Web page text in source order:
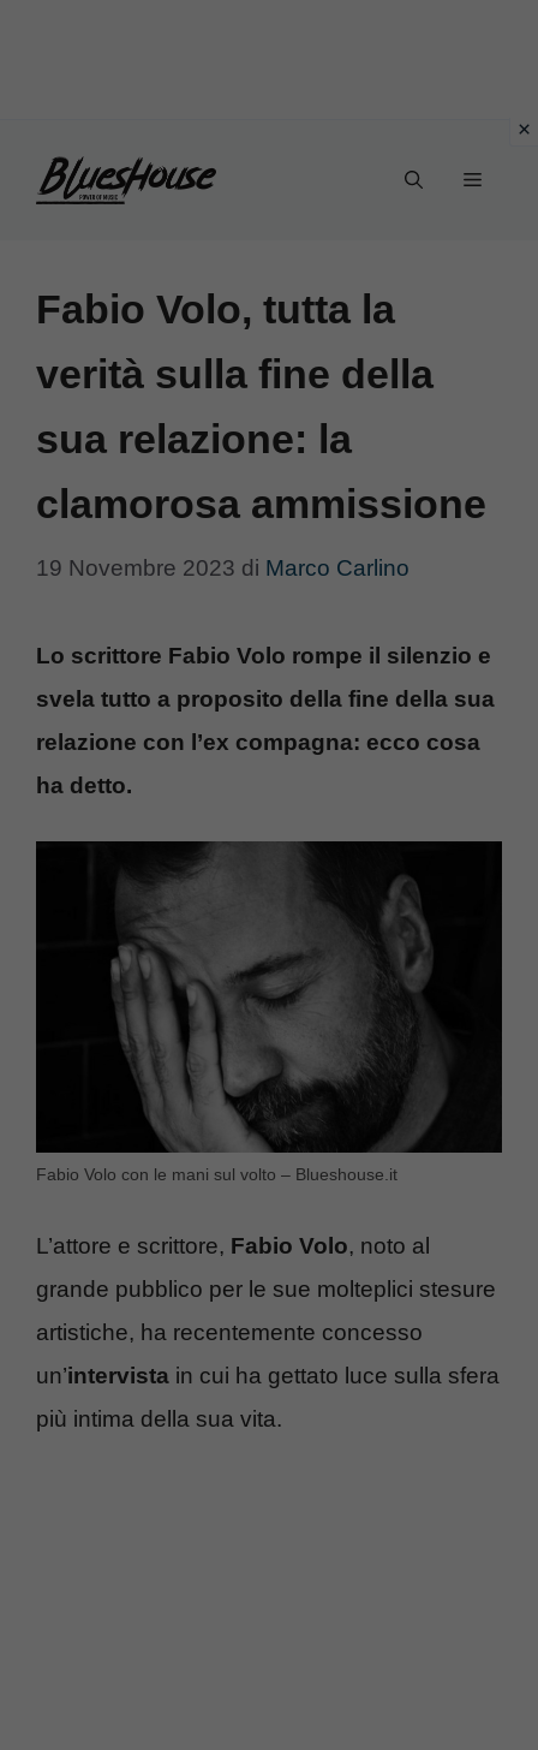
Menu
Fabio Volo, tutta la
verità sulla fine della
sua relazione: la
clamorosa ammissione
19 Novembre 2023 di Marco Carlino
Lo scrittore Fabio Volo rompe il silenzio e
svela tutto a proposito della fine della sua
relazione con l’ex compagna: ecco cosa
ha detto.
Fabio Volo con le mani sul volto – Blueshouse.it
L’attore e scrittore, Fabio Volo, noto al
grande pubblico per le sue molteplici stesure
artistiche, ha recentemente concesso
un’intervista in cui ha gettato luce sulla sfera
più intima della sua vita.